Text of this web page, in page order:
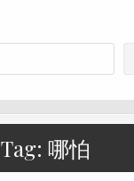
Tag: 哪怕